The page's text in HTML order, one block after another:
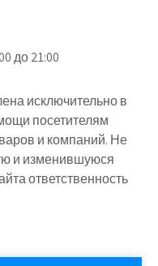
до 21:00
исключительно в
посетителям
и компаний. Не
и изменившуюся
ответственность